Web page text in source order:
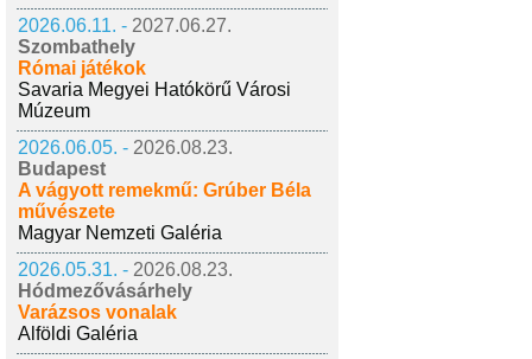
2026.06.11. - 2027.06.27.
Szombathely
Római játékok
Savaria Megyei Hatókörű Városi
Múzeum
2026.06.05. - 2026.08.23.
Budapest
A vágyott remekmű: Grúber Béla
művészete
Magyar Nemzeti Galéria
2026.05.31. - 2026.08.23.
Hódmezővásárhely
Varázsos vonalak
Alföldi Galéria